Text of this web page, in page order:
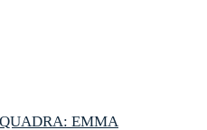
EMMA